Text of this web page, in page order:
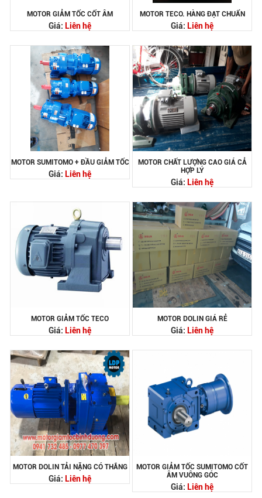
MOTOR GIẢM TỐC CỐT ÂM
Giá: Liên hệ
MOTOR TECO. HÀNG ĐẠT CHUẨN
Giá: Liên hệ
MOTOR SUMITOMO + ĐẦU GIẢM TỐC
Giá: Liên hệ
MOTOR CHẤT LƯỢNG CAO GIÁ CẢ
HỢP LÝ
Giá: Liên hệ
MOTOR GIẢM TỐC TECO
Giá: Liên hệ
MOTOR DOLIN GIÁ RẺ
Giá: Liên hệ
MOTOR DOLIN TẢI NẶNG CÓ THẮNG
Giá: Liên hệ
MOTOR GIẢM TỐC SUMITOMO CỐT
ÂM VUÔNG GÓC
Giá: Liên hệ